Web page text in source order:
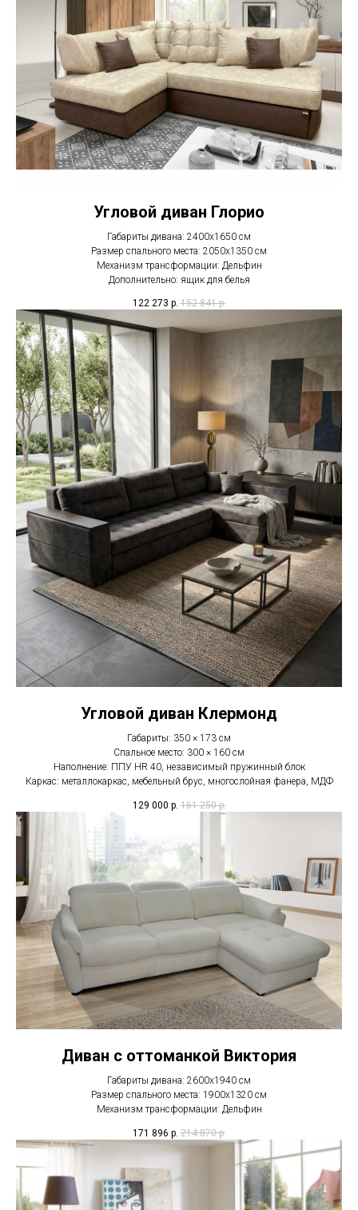
Угловой диван Глорио
Габариты дивана: 2400х1650 см
Размер спального места: 2050х1350 см
Механизм трансформации: Дельфин
Дополнительно: ящик для белья
122 273 р. 152 841 р.
Угловой диван Клермонд
Габариты: 350 × 173 см
Спальное место: 300 × 160 см
Наполнение: ППУ HR 40, независимый пружинный блок
Каркас: металлокаркас, мебельный брус, многослойная фанера, МДФ
129 000 р. 161 250 р.
Диван с оттоманкой Виктория
Габариты дивана: 2600х1940 см
Размер спального места: 1900х1320 см
Механизм трансформации: Дельфин
171 896 р. 214 870 р.